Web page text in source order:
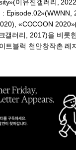
이유진갤러리,
: Episode.02»(WWNN,
«COCOON
갤러리, 2017)을 비롯
트블럭 천안창작촌 레